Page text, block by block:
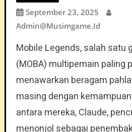
September 23, 2025
Admin@musimgame.id
Mobile Legends, salah satu
(MOBA) multipemain paling
menawarkan beragam
masing dengan
antara mereka, Claude,
menonjol sebagai